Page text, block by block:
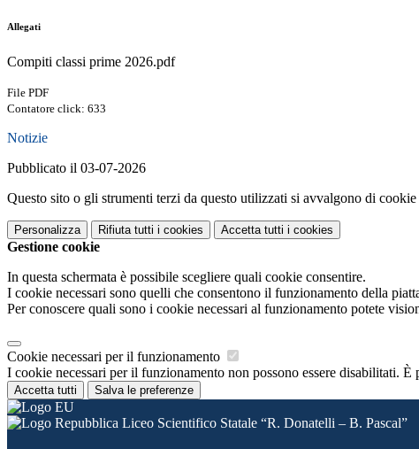
Allegati
Compiti classi prime 2026.pdf
File PDF
Contatore click: 633
Notizie
Pubblicato il 03-07-2026
Questo sito o gli strumenti terzi da questo utilizzati si avvalgono di
Personalizza Rifiuta tutti i cookies Accetta tutti i cookies
Gestione cookie
In questa schermata è possibile scegliere quali cookie consentire.
I cookie necessari sono quelli che consentono il funzionamento della
Per conoscere quali sono i cookie necessari al funzionamento potete
Cookie necessari per il funzionamento
I cookie necessari per il funzionamento non possono essere disabilitati.
Accetta tutti Salva le preferenze
Liceo Scientifico Statale “R. Donatelli – B. Pascal”